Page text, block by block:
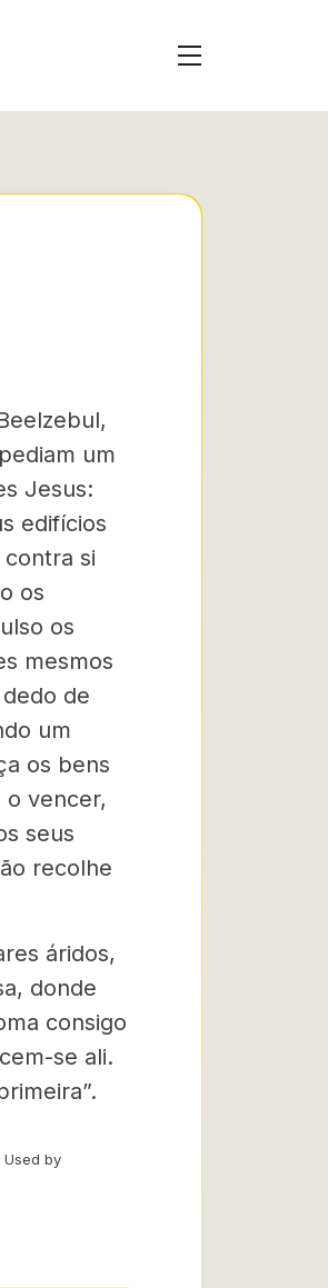
um
Jesus:
edifícios
contra si
os
os
mesmos
de
um
os bens
vencer,
seus
recolhe
áridos,
donde
consigo
se ali.
by